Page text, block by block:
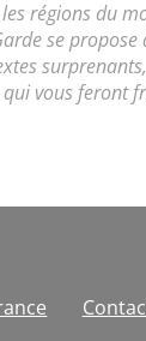
régions du
se propose
vous feront